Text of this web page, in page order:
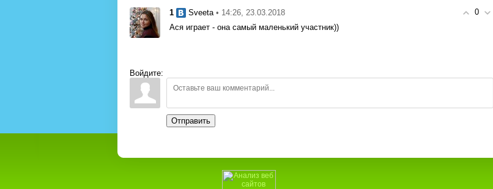
0
1 Sveeta • 14:26, 23.03.2018
Ася играет - она самый маленький участник))
Войдите:
Отправить